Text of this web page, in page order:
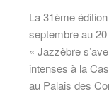
La 31ème
septembre au
« Jazzèbre
intenses à la
au Palais des